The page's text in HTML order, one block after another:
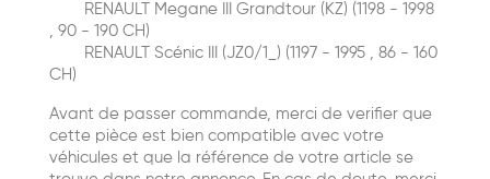
RENAULT Megane III Grandtour (KZ) (1198 - 1998
, 90 - 190 CH)
RENAULT Scénic III (JZ0/1_) (1197 - 1995 , 86 - 160
CH)
Avant de passer commande, merci de verifier que
cette pièce est bien compatible avec votre
véhicules et que la référence de votre article se